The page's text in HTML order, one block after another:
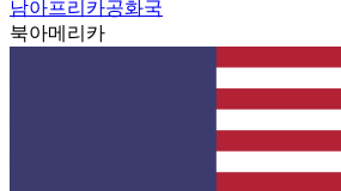
남아프리카공화국
북아메리카